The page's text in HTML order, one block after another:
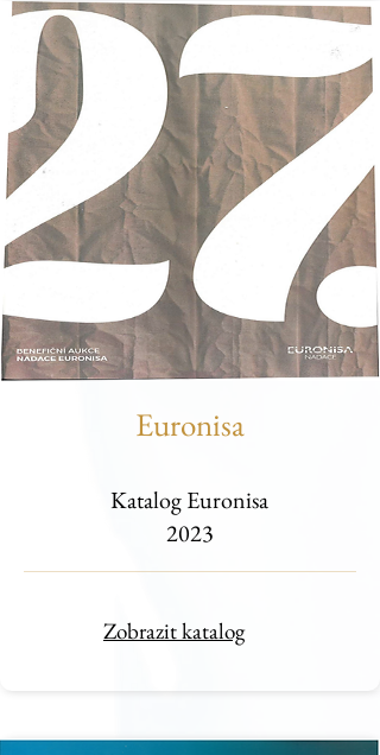
Euronisa
Katalog Euronisa
2023
Zobrazit katalog